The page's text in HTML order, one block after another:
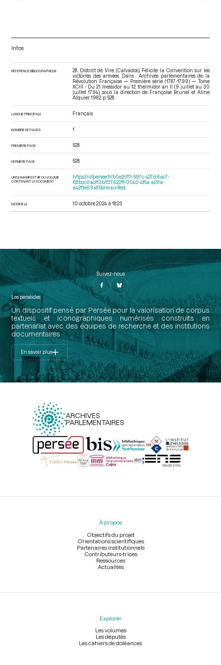
Infos
RÉFÉRENCE BIBLIOGRAPHIQUE
28. District de Vire (Calvados). Félicite la Convention sur les
victoires des armées. Dans : Archives parlementaires de la
Révolution Française — Première série (1787-1799) — Tome
XCIII - Du 21 messidor au 12 thermidor an II (9 juillet au 30
juillet 1794) , sous la direction de Françoise Brunel et Aline
Alquier. 1982. p. 528.
LANGUE PRINCIPALE Français
NOMBRE DE PAGES 1
PREMIÈRE PAGE 528
DERNIÈRE PAGE 528
URI DU MANIFEST IIIF DU VOLUME
CONTENANT LE DOCUMENT
https://iiif.persee.fr/b0e2cf11-597c-427d-8ac7-
68bcc0acf13b/f37622ff-0040-4f5a-a29a-
a42f1e69a85b/manifest
MODIFIÉ LE 10 octobre 2024 à 18:23
Suivez-nous
Les perséides
Un dispositif pensé par Persée pour la valorisation de corpus
textuels et iconographiques numérisés construits en
partenariat avec des équipes de recherche et des institutions
documentaires.
En savoir plus
ARCHIVES
PARLEMENTAIRES
Menu
À propos
Objectifs du projet
Orientations scientifiques
Partenaires institutionnels
Contributeurs-trices
Ressources
Actualités
Explorer
Les volumes
Les députés
Les cahiers de doléances